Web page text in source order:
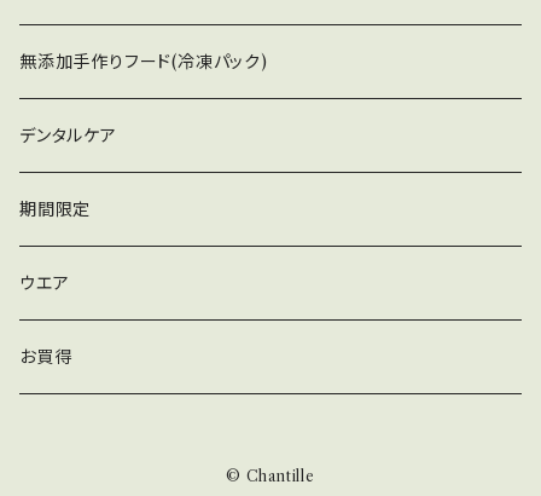
無添加手作りフード(冷凍パック)
デンタルケア
期間限定
ウエア
お買得
© Chantille